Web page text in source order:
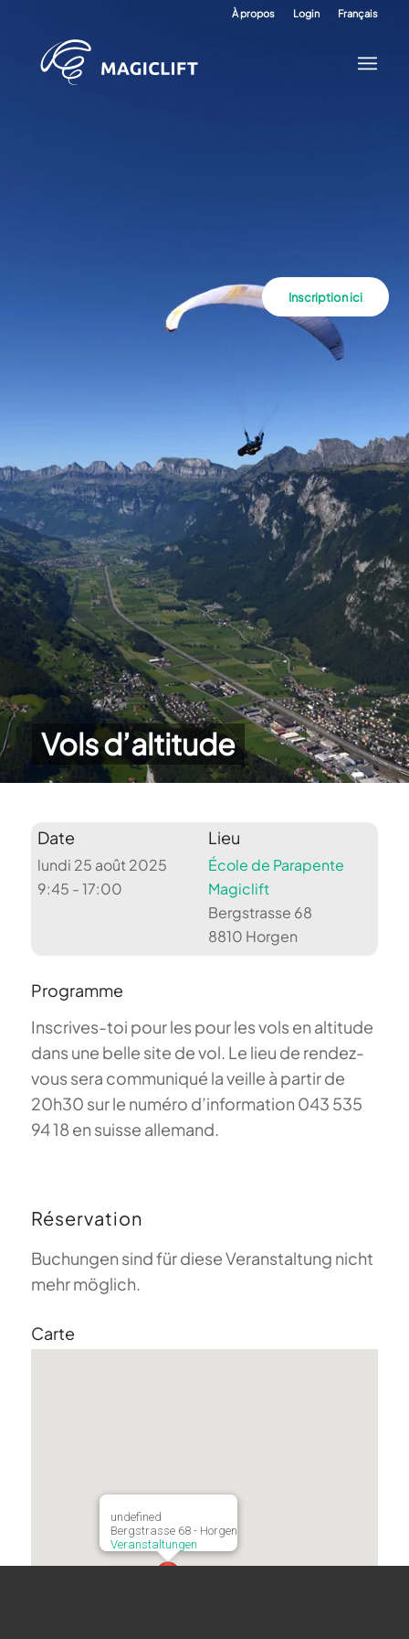
À propos Login Français
Vols d’altitude
Inscription ici
Date
lundi 25 août 2025
9:45 - 17:00
Lieu
École de Parapente
Magiclift
Bergstrasse 68
8810 Horgen
Programme
Inscrives-toi pour les pour les vols en altitude
dans une belle site de vol. Le lieu de rendez-
vous sera communiqué la veille à partir de
20h30 sur le numéro d’information 043 535
94 18 en suisse allemand.
Réservation
Buchungen sind für diese Veranstaltung nicht
mehr möglich.
Carte
undefined
Bergstrasse 68 - Horgen
Veranstaltungen